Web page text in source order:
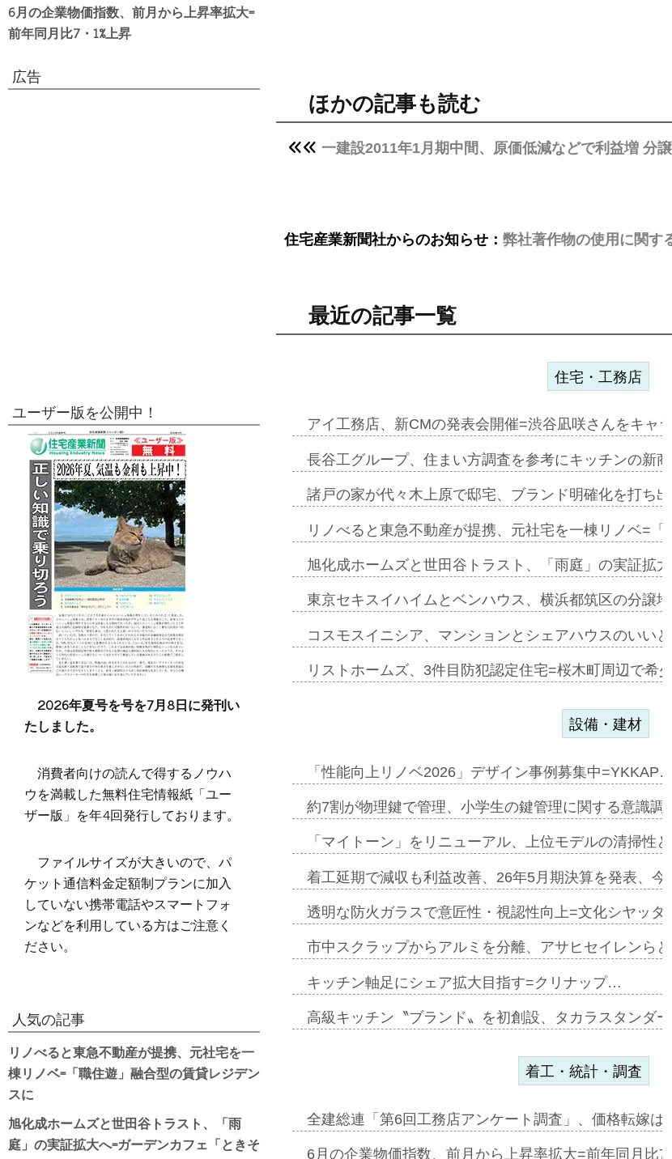
ほかの記事も読む
一建設2011年1月期中間、原価低減などで利益増 分
住宅産業新聞社からのお知らせ： 弊社著作物の使用に関す
最近の記事一覧
住宅・工務店
アイ工務店、新CMの発表会開催=渋谷凪咲さんをキャ
長谷工グループ、住まい方調査を参考にキッチンの新
諸戸の家が代々木上原で邸宅、ブランド明確化を打ち
リノべると東急不動産が提携、元社宅を一棟リノベ=
旭化成ホームズと世田谷トラスト、「雨庭」の実証拡
東京セキスイハイムとベンハウス、横浜都筑区の分譲
コスモスイニシア、マンションとシェアハウスのいい
リストホームズ、3件目防犯認定住宅=桜木町周辺で希
設備・建材
「性能向上リノベ2026」デザイン事例募集中=YKKAP…
約7割が物理鍵で管理、小学生の鍵管理に関する意識
「マイトーン」をリニューアル、上位モデルの清掃性
着工延期で減収も利益改善、26年5月期決算を発表、
透明な防火ガラスで意匠性・視認性向上=文化シヤッタ
市中スクラップからアルミを分離、アサヒセイレンら
キッチン軸足にシェア拡大目指す=クリナップ…
高級キッチン〝ブランド〟を初創設、タカラスタンダ
着工・統計・調査
全建総連「第6回工務店アンケート調査」、価格転嫁
6月の企業物価指数、前月から上昇率拡大=前年同月比
6月の企業物価指数、前月から上昇率拡大=
前年同月比7・1%上昇
広告
ユーザー版を公開中！
2026年夏号を号を7月8日に発刊い
たしました。
消費者向けの読んで得するノウハ
ウを満載した無料住宅情報紙「ユー
ザー版」を年4回発行しております。
ファイルサイズが大きいので、パ
ケット通信料金定額制プランに加入
していない携帯電話やスマートフォ
ンなどを利用している方はご注意く
ださい。
人気の記事
リノべると東急不動産が提携、元社宅を一
棟リノベ=「職住遊」融合型の賃貸レジデン
スに
旭化成ホームズと世田谷トラスト、「雨
庭」の実証拡大へ=ガーデンカフェ「ときそ